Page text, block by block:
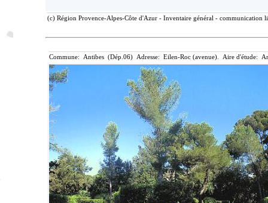
(c) Région Provence-Alpes-Côte d'Azur - Inventaire général - communication
Commune: Antibes (Dép.06) Adresse: Eilen-Roc (avenue). Aire d'étude: